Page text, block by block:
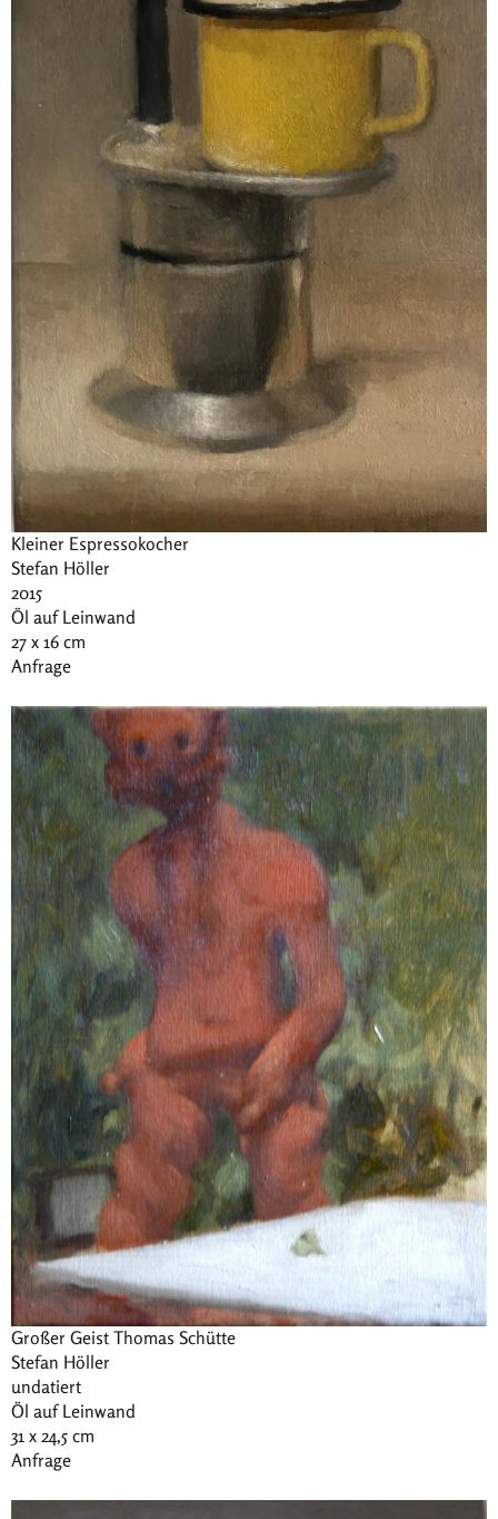
Kleiner Espressokocher
Stefan Höller
2015
Öl auf Leinwand
27 x 16 cm
Anfrage
Großer Geist Thomas Schütte
Stefan Höller
undatiert
Öl auf Leinwand
31 x 24,5 cm
Anfrage